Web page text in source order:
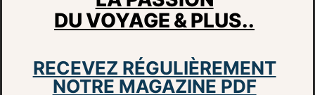
DU VOYAGE & PLUS..
RECEVEZ RÉGULIÈREMENT
NOTRE MAGAZINE PDF